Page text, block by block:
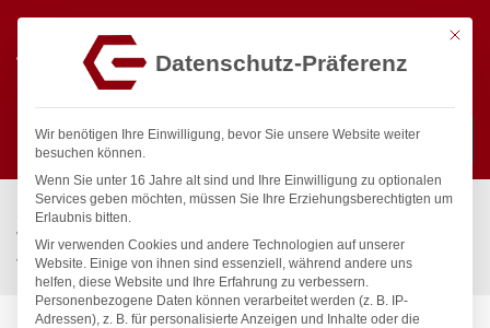
Suchen
Start / Gastronomiebedarf & Gastro Geräte für Profis
Wassertechnik
Geschirrwaschbrause
verio Waschküchenbrause 1/2″
Mit
Datenschutz-Präferenz
Wir benötigen Ihre Einwilligung, bevor Sie unsere Website weiter
besuchen können.
Wenn Sie unter 16 Jahre alt sind und Ihre Einwilligung zu optionalen
Services geben möchten, müssen Sie Ihre Erziehungsberechtigten um
Erlaubnis bitten.
Wir verwenden Cookies und andere Technologien auf unserer
Website. Einige von ihnen sind essenziell, während andere uns
helfen, diese Website und Ihre Erfahrung zu verbessern.
Personenbezogene Daten können verarbeitet werden (z. B. IP-
Adressen), z. B. für personalisierte Anzeigen und Inhalte oder die